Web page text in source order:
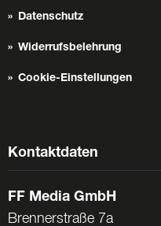
Datenschutz
Widerrufsbelehrung
Cookie-Einstellungen
Kontaktdaten
FF Media GmbH
Brennerstraße 7a